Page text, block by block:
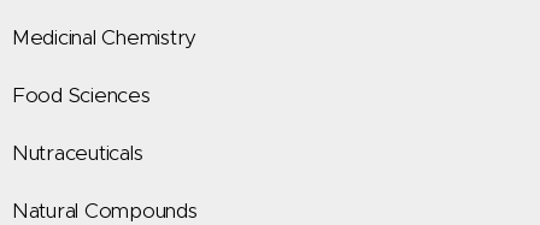
Medicinal Chemistry
Food Sciences
Nutraceuticals
Natural Compounds